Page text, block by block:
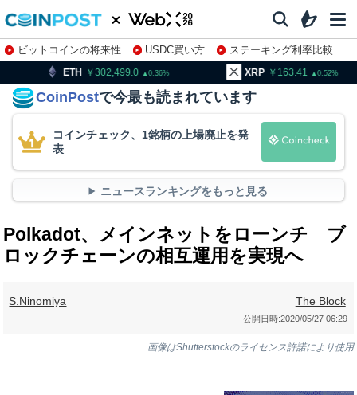
ビットコインの将来性 USDC買い方
ステーキング利率比較
株特集・関連銘柄
0.36 XRP 0.52 BNB
CoinPostで今最も読まれています
コインチェック、1銘柄の上場廃止を発
表
ニュースランキングをもっと見る
Polkadot、メインネットをローンチ ブ
ロックチェーンの相互運用を実現へ
S.Ninomiya The Block
公開日時:2020/05/27 06:29
画像はShutterstockのライセンス許諾により使用